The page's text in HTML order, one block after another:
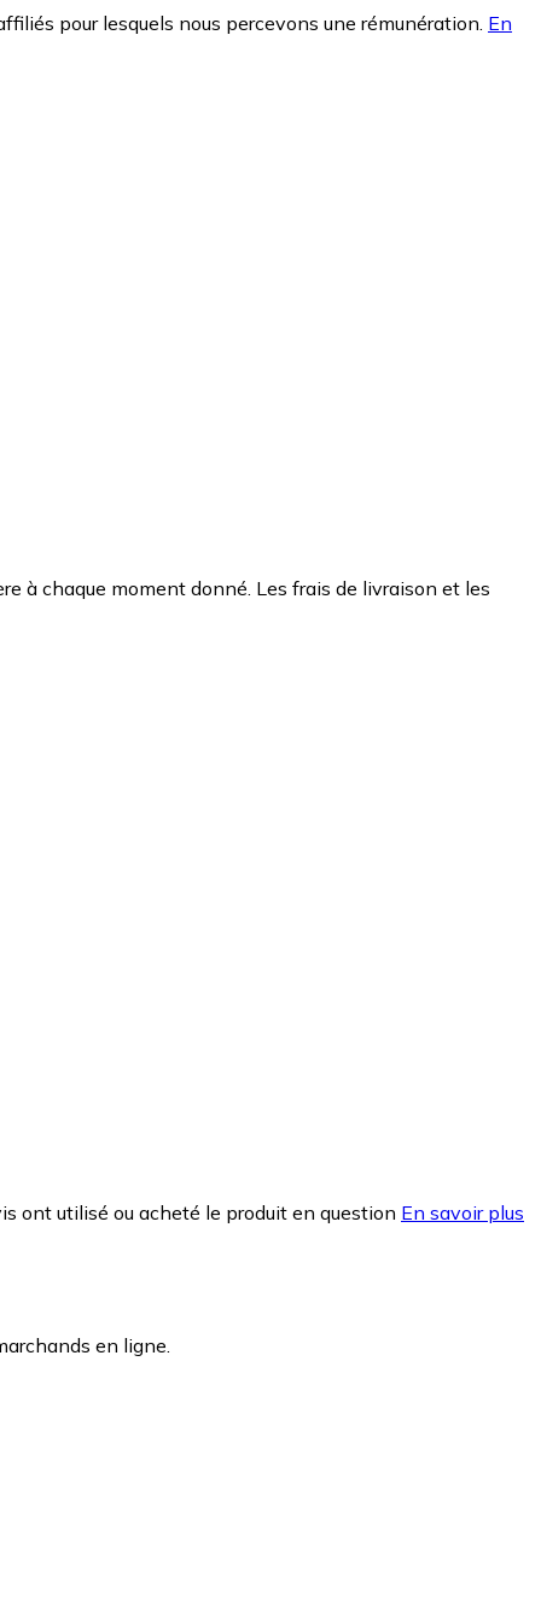
pour lesquels nous percevons une rémunération. En
à chaque moment donné. Les frais de livraison et les
ont utilisé ou acheté le produit en question En savoir plus
en ligne.